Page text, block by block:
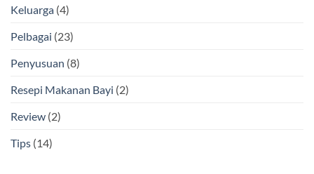
Keluarga (4)
Pelbagai (23)
Penyusuan (8)
Resepi Makanan Bayi (2)
Review (2)
Tips (14)